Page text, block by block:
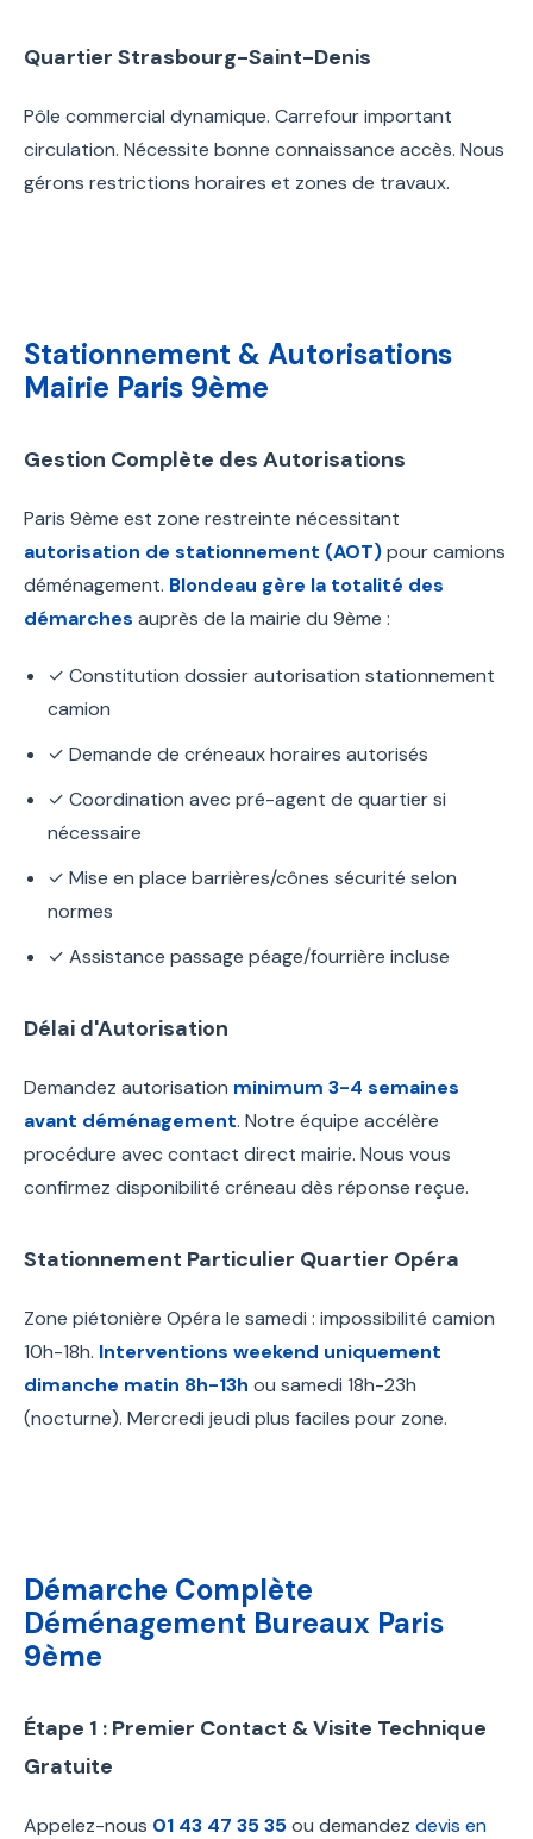
Quartier Strasbourg-Saint-Denis
Pôle commercial dynamique. Carrefour important
circulation. Nécessite bonne connaissance accès. Nous
gérons restrictions horaires et zones de travaux.
Stationnement & Autorisations
Mairie Paris 9ème
Gestion Complète des Autorisations
Paris 9ème est zone restreinte nécessitant
autorisation de stationnement (AOT)pour camions
déménagement. Blondeau gère la totalité des
démarches auprès de la mairie du 9ème :
✓ Constitution dossier autorisation stationnement
camion
✓ Demande de créneaux horaires autorisés
✓ Coordination avec pré-agent de quartier si
nécessaire
✓ Mise en place barrières/cônes sécurité selon
normes
✓ Assistance passage péage/fourrière incluse
Délai d'Autorisation
Demandez autorisation minimum 3-4 semaines
avant déménagement. Notre équipe accélère
procédure avec contact direct mairie. Nous vous
confirmez disponibilité créneau dès réponse reçue.
Stationnement Particulier Quartier Opéra
Zone piétonière Opéra le samedi : impossibilité camion
10h-18h. Interventions weekend uniquement
dimanche matin 8h-13h ou samedi 18h-23h
(nocturne). Mercredi jeudi plus faciles pour zone.
Démarche Complète
Déménagement Bureaux Paris
9ème
Étape 1 : Premier Contact & Visite Technique
Gratuite
Appelez-nous 01 43 47 35 35ou demandez devis en